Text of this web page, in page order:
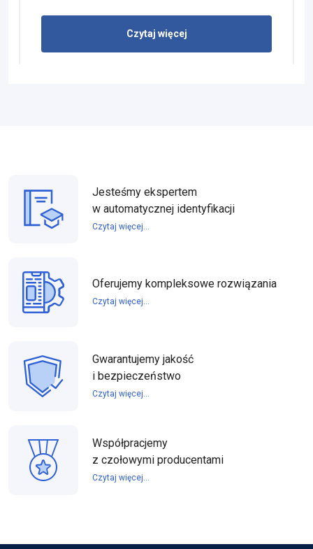
Czytaj więcej
Jesteśmy ekspertem
w automatycznej identyfikacji
Czytaj więcej...
Oferujemy kompleksowe rozwiązania
Czytaj więcej...
Gwarantujemy jakość
i bezpieczeństwo
Czytaj więcej...
Współpracjemy
z czołowymi producentami
Czytaj więcej...